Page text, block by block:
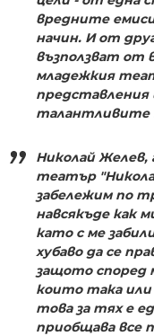
вредните
начин. И от
възползват от
младежкия
представления
талантливите
Николай
театър
забележим по
навсякъде как
като с ме
хубаво да се
защото според
които така
това за тях е
приобщава все